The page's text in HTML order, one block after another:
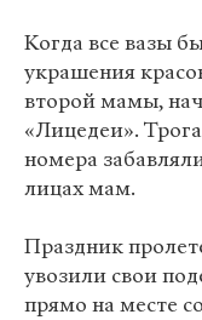
Когда все вазы
украшения
второй мамы,
«Лицедеи».
номера
лицах мам.
Праздник
увозили свои
прямо на месте